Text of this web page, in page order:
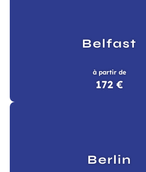
Belfast
à partir de
172 €
Berlin